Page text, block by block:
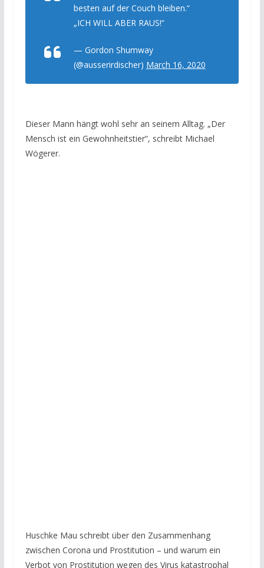
besten auf der Couch bleiben.“
„ICH WILL ABER RAUS!“
— Gordon Shumway
(@ausserirdischer) March 16, 2020
Dieser Mann hängt wohl sehr an seinem Alltag. „Der
Mensch ist ein Gewohnheitstier“, schreibt Michael
Wögerer.
Huschke Mau schreibt über den Zusammenhang
zwischen Corona und Prostitution – und warum ein
Verbot von Prostitution wegen des Virus katastrophal